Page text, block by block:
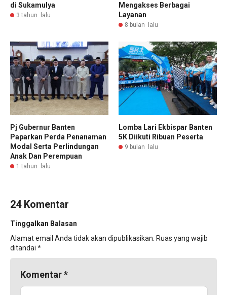
di Sukamulya
3 tahun lalu
Mengakses Berbagai
Layanan
8 bulan lalu
Pj Gubernur Banten
Paparkan Perda Penanaman
Modal Serta Perlindungan
Anak Dan Perempuan
1 tahun lalu
Lomba Lari Ekbispar Banten
5K Diikuti Ribuan Peserta
9 bulan lalu
24 Komentar
Tinggalkan Balasan
Alamat email Anda tidak akan dipublikasikan. Ruas yang wajib
ditandai *
Komentar*